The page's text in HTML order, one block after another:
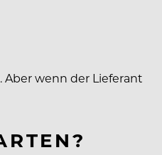
wenn der Lieferant